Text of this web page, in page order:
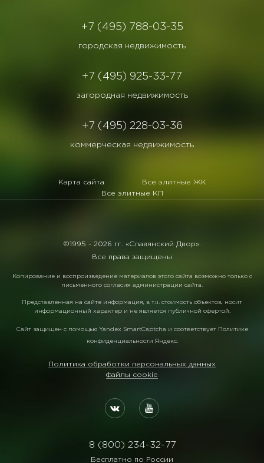
+7 (495) 788-03-35
городская недвижимость
+7 (495) 925-33-77
загородная недвижимость
+7 (495) 228-03-36
коммерческая недвижимость
Карта сайта
Все элитные ЖК
Все элитные КП
©1995 - 2026 гг. «Славянский Двор».
Все права защищены
Копирование и воспроизведение материалов этого сайта возможно только с
письменного согласия администрации сайта.
Представленная на сайте информация, в т.ч. стоимость объектов, носит
информационный характер и не является публичной офертой.
Сайт защищен с помощью Yandex SmartCaptcha и соответствует Политике
конфиденциальности Яндекс.
Политика обработки персональных данных
Файлы cookie
8 (800) 234-32-77
Бесплатно по России